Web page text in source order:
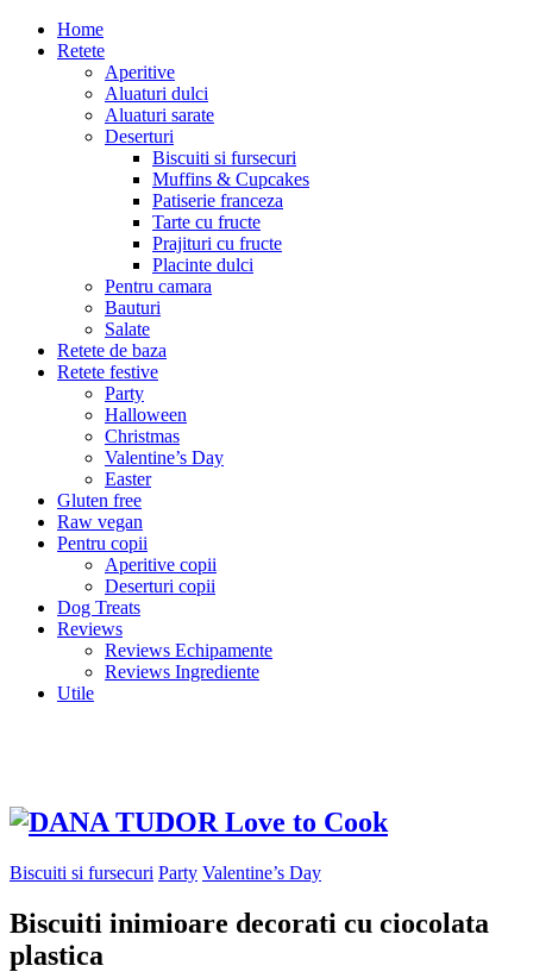
Home
Retete
Aperitive
Aluaturi dulci
Aluaturi sarate
Deserturi
Biscuiti si fursecuri
Muffins & Cupcakes
Patiserie franceza
Tarte cu fructe
Prajituri cu fructe
Placinte dulci
Pentru camara
Bauturi
Salate
Retete de baza
Retete festive
Party
Halloween
Christmas
Valentine’s Day
Easter
Gluten free
Raw vegan
Pentru copii
Aperitive copii
Deserturi copii
Dog Treats
Reviews
Reviews Echipamente
Reviews Ingrediente
Utile
Biscuiti si fursecuri Party Valentine’s Day
Biscuiti inimioare decorati cu ciocolata
plastica